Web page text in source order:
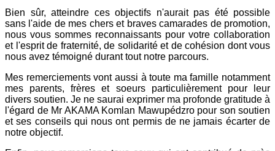
Bien sûr, atteindre ces objectifs n'aurait pas été possible
sans l'aide de mes chers et braves camarades de promotion,
nous vous sommes reconnaissants pour votre collaboration
et l'esprit de fraternité, de solidarité et de cohésion dont vous
nous avez témoigné durant tout notre parcours.
Mes remerciements vont aussi à toute ma famille notamment
mes parents, frères et soeurs particulièrement pour leur
divers soutien. Je ne saurai exprimer ma profonde gratitude à
l'égard de Mr AKAMA Komlan Mawupédzro pour son soutien
et ses conseils qui nous ont permis de ne jamais écarter de
notre objectif.